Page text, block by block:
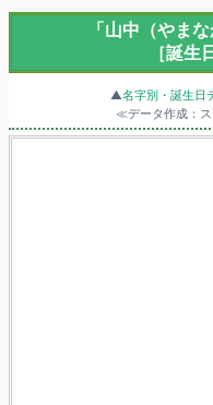
「山中（やま
［誕生
▲名字別・誕生日
≪データ作成：